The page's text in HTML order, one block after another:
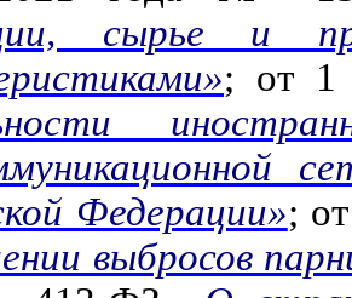
сырье и
; от
Федерации»;
выбросов